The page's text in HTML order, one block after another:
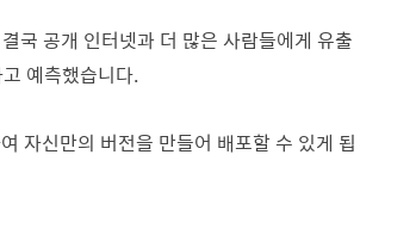
국 공개 인터넷과 더 많은 사람들에게 유출
예측했습니다.
자신만의 버전을 만들어 배포할 수 있게 됩